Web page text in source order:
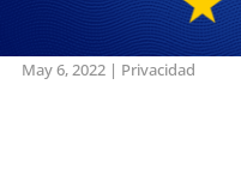
May 6, 2022| Privacidad